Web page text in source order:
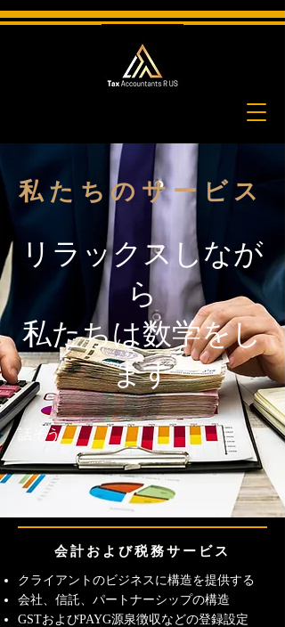
私たちのサービス
リラックスしなが
ら
私たちは数学をし
ます
話そう
会計および税務サービス
クライアントのビジネスに構造を提供する
会社、信託、パートナーシップの構造
GSTおよびPAYG源泉徴収などの登録設定